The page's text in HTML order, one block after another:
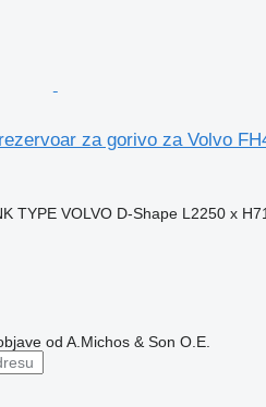
za gorivo za Volvo
TYPE VOLVO D-Shape L2250 x
od A.Michos & Son O.E.